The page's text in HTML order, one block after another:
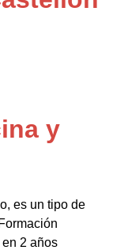
y
es un tipo de
2 años